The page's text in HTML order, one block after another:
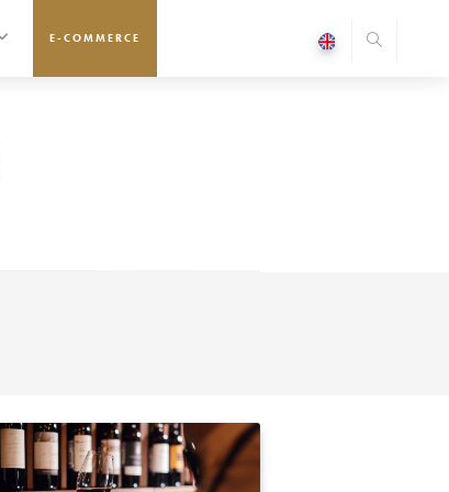
E-COMMERCE